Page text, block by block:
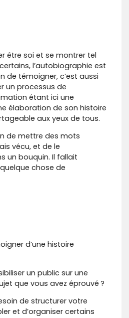
être soi et se montrer tel
l’autobiographie est
de témoigner, c’est aussi
un processus de
étant ici une
élaboration de son histoire
aux yeux de tous.
de mettre des mots
vécu, et de le
un bouquin. Il fallait
chose de
d’une histoire
un public sur une
que vous avez éprouvé ?
de structurer votre
et d’organiser certains